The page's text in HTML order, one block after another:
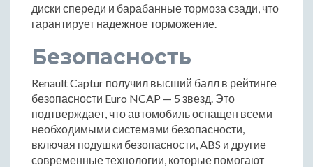
диски спереди и барабанные тормоза сзади, что
гарантирует надежное торможение.
Безопасность
Renault Captur получил высший балл в рейтинге
безопасности Euro NCAP — 5 звезд. Это
подтверждает, что автомобиль оснащен всеми
необходимыми системами безопасности,
включая подушки безопасности, ABS и другие
современные технологии, которые помогают